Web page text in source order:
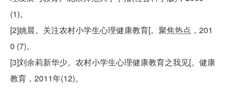
(1)。
[2]姚晨。关注农村小学生心理健康教育[。聚焦热点，201
0 (7)。
[3]刘余莉新华少。农村小学生心理健康教育之我见[。健康
教育，2011年(12)。